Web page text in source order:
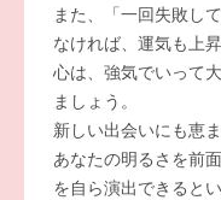
また、「一回失敗し
なければ、運気も上
心は、強気でいって
ましょう。
新しい出会いにも恵
あなたの明るさを前
を自ら演出できると